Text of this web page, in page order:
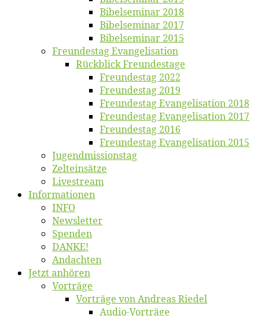
Bi­bel­se­mi­nar 2018
Bibelsemi­nar 2017
Bibelsemi­nar 2015
Freun­des­tag Evangelisation
Rück­blick Freundestage
Freun­des­tag 2022
Freun­des­tag 2019
Freun­des­tag Evan­ge­li­sa­ti­on 2018
Freun­des­tag Evan­ge­li­sa­ti­on 2017
Freun­des­tag 2016
Freun­des­tag Evan­ge­li­sa­ti­on 2015
Jugend­mis­sions­tag
Zelt­ein­sät­ze
Live­stream
Informatio­nen
INFO
News­let­ter
Spen­den
DANKE!
An­dach­ten
Jetzt an­hö­ren
Vor­trä­ge
Vor­trä­ge von An­dre­as Riedel
Au­dio-Vor­trä­ge